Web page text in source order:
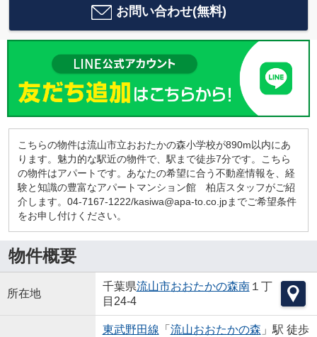
お問い合わせ(無料)
こちらの物件は流山市立おおたかの森小学校が890m以内にあ
ります。魅力的な駅近の物件で、駅まで徒歩7分です。こちら
の物件はアパートです。あなたの希望に合う不動産情報を、経
験と知識の豊富なアパートマンション館 柏店スタッフがご紹
介します。04-7167-1222/kasiwa@apa-to.co.jpまでご希望条件
をお申し付けください。
物件概要
所在地
千葉県流山市おおたかの森南１丁
目24-4
東武野田線 「 流山おおたかの森 」駅 徒歩